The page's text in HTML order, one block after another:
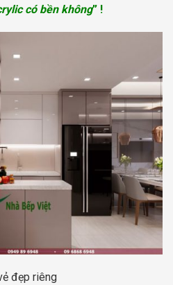
có bền không” !
đẹp riêng